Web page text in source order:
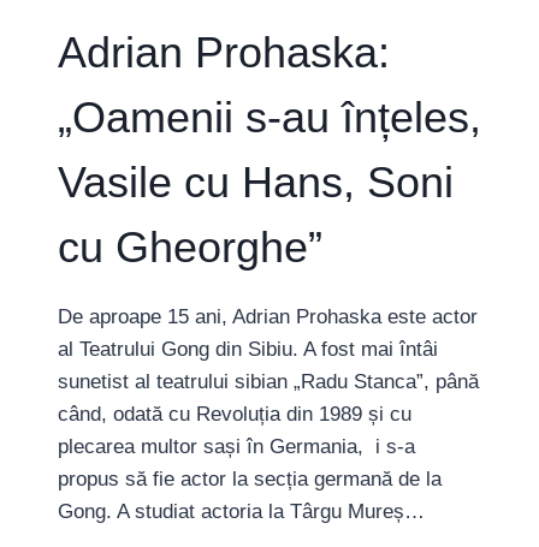
Adrian Prohaska:
„Oamenii s-au înțeles,
Vasile cu Hans, Soni
cu Gheorghe”
De aproape 15 ani, Adrian Prohaska este actor
al Teatrului Gong din Sibiu. A fost mai întâi
sunetist al teatrului sibian „Radu Stanca”, până
când, odată cu Revoluția din 1989 și cu
plecarea multor sași în Germania, i s-a
propus să fie actor la secția germană de la
Gong. A studiat actoria la Târgu Mureș…